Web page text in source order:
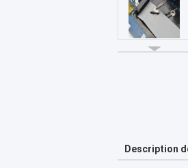
Description